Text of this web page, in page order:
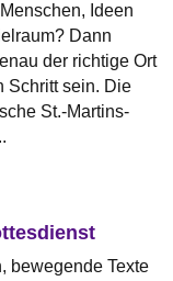
Ideen
Dann
der richtige Ort
Schritt sein. Die
St.-Martins-
bewegende Texte